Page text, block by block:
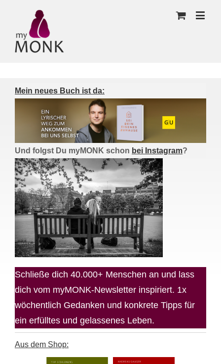
Mein neues Buch ist da:
Und folgst Du myMONK schon bei Instagram?
Schließe dich 40.000+ Menschen an und lass
dich vom myMONK-Newsletter inspiriert. 1x
wöchentlich Gedanken und konkrete Tipps für
ein erfülltes und gelassenes Leben.
Aus dem Shop: